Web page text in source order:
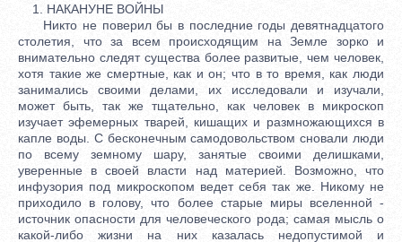
1. НАКАНУНЕ ВОЙНЫ
Никто не поверил бы в последние годы девятнадцатого
столетия, что за всем происходящим на Земле зорко и
внимательно следят существа более развитые, чем человек,
хотя такие же смертные, как и он; что в то время, как люди
занимались своими делами, их исследовали и изучали,
может быть, так же тщательно, как человек в микроскоп
изучает эфемерных тварей, кишащих и размножающихся в
капле воды. С бесконечным самодовольством сновали люди
по всему земному шару, занятые своими делишками,
уверенные в своей власти над материей. Возможно, что
инфузория под микроскопом ведет себя так же. Никому не
приходило в голову, что более старые миры вселенной -
источник опасности для человеческого рода; самая мысль о
какой-либо жизни на них казалась недопустимой и